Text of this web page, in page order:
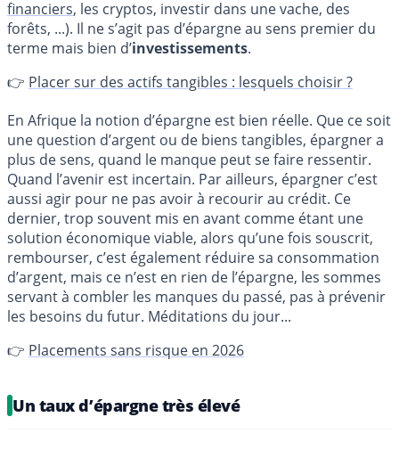
financiers, les cryptos, investir dans une vache, des
forêts, ...). Il ne s’agit pas d’épargne au sens premier du
terme mais bien d’investissements.
👉 Placer sur des actifs tangibles : lesquels choisir ?
En Afrique la notion d’épargne est bien réelle. Que ce soit
une question d’argent ou de biens tangibles, épargner a
plus de sens, quand le manque peut se faire ressentir.
Quand l’avenir est incertain. Par ailleurs, épargner c’est
aussi agir pour ne pas avoir à recourir au crédit. Ce
dernier, trop souvent mis en avant comme étant une
solution économique viable, alors qu’une fois souscrit,
rembourser, c’est également réduire sa consommation
d’argent, mais ce n’est en rien de l’épargne, les sommes
servant à combler les manques du passé, pas à prévenir
les besoins du futur. Méditations du jour...
👉 Placements sans risque en 2026
Un taux d’épargne très élevé